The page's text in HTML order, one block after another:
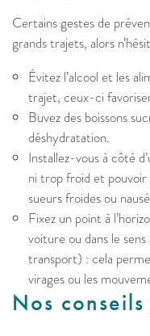
Certains gestes de
grands trajets, alors
Évitez l’alcool et les
trajet, ceux-ci
Buvez des boissons
déshydratation.
Installez-vous à côté
ni trop froid et pouvoir
sueurs froides ou
Fixez un point à
voiture ou dans le
transport) : cela
virages ou les
Nos